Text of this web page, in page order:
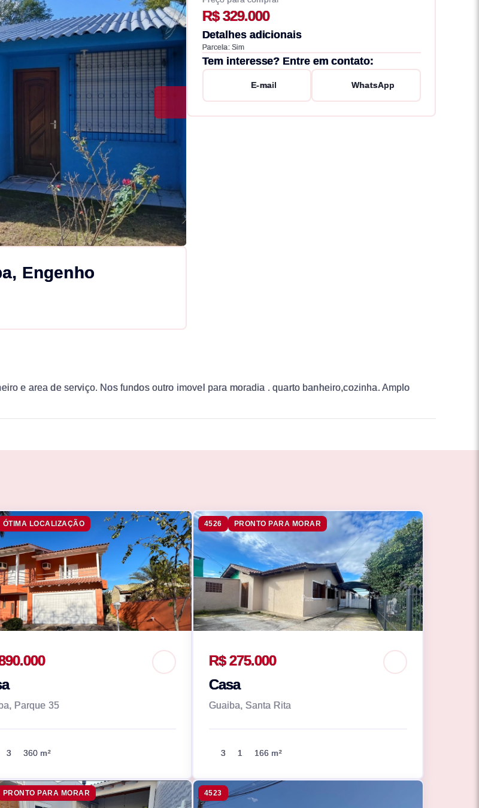
Engenho
R$ 329.000
Detalhes adicionais
Parcela: Sim
Tem interesse? Entre em contato:
E-mail WhatsApp
e area de serviço. Nos fundos outro imovel para moradia . quarto banheiro,cozinha. Amplo
ÓTIMA LOCALIZAÇÃO
Parque 35
3 360 m²
4526 PRONTO PARA MORAR
R$ 275.000
Casa
Guaiba, Santa Rita
3 1 166 m²
PRONTO PARA MORAR 4523